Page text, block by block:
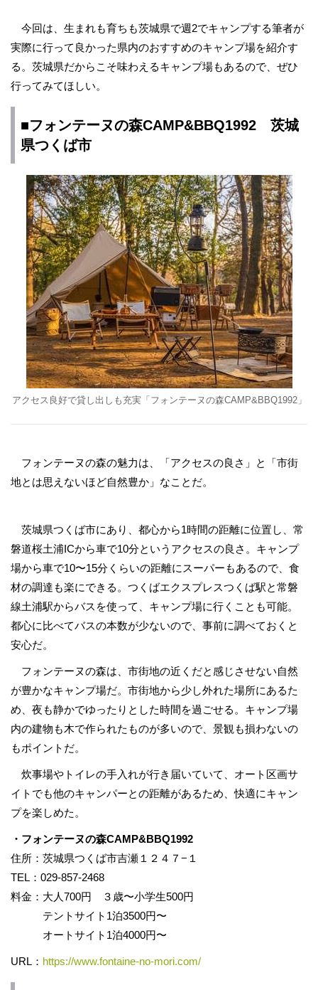
今回は、生まれも育ちも茨城県で週2でキャンプする筆者が
実際に行って良かった県内のおすすめのキャンプ場を紹介す
る。茨城県だからこそ味わえるキャンプ場もあるので、ぜひ
行ってみてほしい。
■フォンテーヌの森CAMP&BBQ1992 茨城
県つくば市
アクセス良好で貸し出しも充実「フォンテーヌの森CAMP&BBQ1992」
フォンテーヌの森の魅力は、「アクセスの良さ」と「市街
地とは思えないほど自然豊か」なことだ。
茨城県つくば市にあり、都心から1時間の距離に位置し、常
磐道桜土浦ICから車で10分というアクセスの良さ。キャンプ
場から車で10〜15分くらいの距離にスーパーもあるので、食
材の調達も楽にできる。つくばエクスプレスつくば駅と常磐
線土浦駅からバスを使って、キャンプ場に行くことも可能。
都心に比べてバスの本数が少ないので、事前に調べておくと
安心だ。
フォンテーヌの森は、市街地の近くだと感じさせない自然
が豊かなキャンプ場だ。市街地から少し外れた場所にあるた
め、夜も静かでゆったりとした時間を過ごせる。キャンプ場
内の建物も木で作られたものが多いので、景観も損わないの
もポイントだ。
炊事場やトイレの手入れが行き届いていて、オート区画サ
イトでも他のキャンパーとの距離があるため、快適にキャン
プを楽しめた。
・フォンテーヌの森CAMP&BBQ1992
住所：茨城県つくば市吉瀬１２４７−１
TEL：029-857-2468
料金：大人700円 ３歳〜小学生500円
テントサイト1泊3500円〜
オートサイト1泊4000円〜
URL： https://www.fontaine-no-mori.com/